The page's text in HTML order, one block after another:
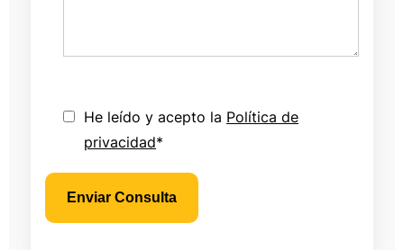
He leído y acepto la Política de
privacidad*